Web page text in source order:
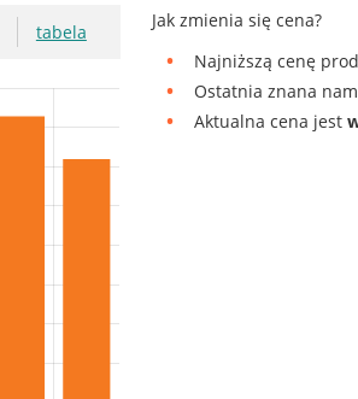
tabela
Jak zmienia się cena?
Najniższą cenę
Ostatnia znana
Aktualna cena jest